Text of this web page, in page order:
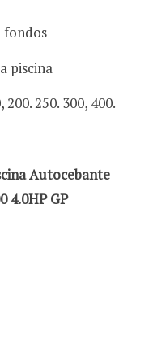
fondos
piscina
250. 300, 400.
Autocebante
4.0HP GP